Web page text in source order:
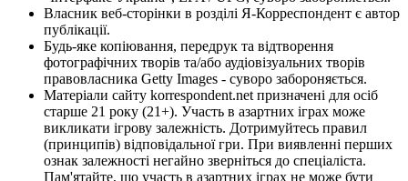
Власник веб-сторінки в розділі Я-Корреспондент є автор
публікації.
Будь-яке копіювання, передрук та відтворення
фотографічних творів та/або аудіовізуальних творів
правовласника Getty Images - суворо забороняється.
Матеріали сайту korrespondent.net призначені для осіб
старше 21 року (21+). Участь в азартних іграх може
викликати ігрову залежність. Дотримуйтесь правил
(принципів) відповідальної гри. При виявленні перших
ознак залежності негайно зверніться до спеціаліста.
Пам'ятайте, що участь в азартних іграх не може бути